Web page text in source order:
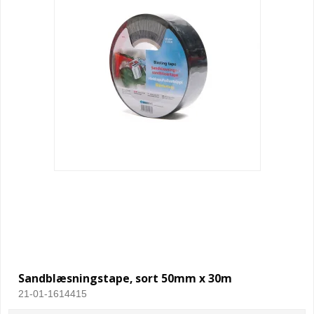
Sandblæsningstape, sort 50mm x 30m
21-01-1614415